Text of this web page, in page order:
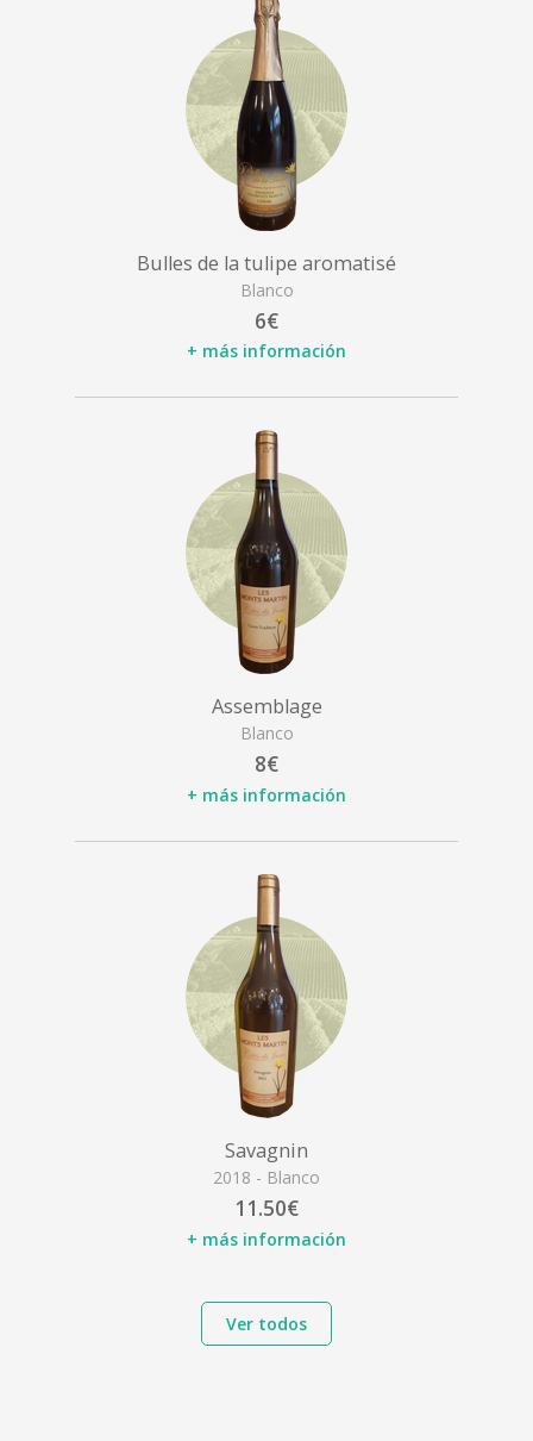
Bulles de la tulipe aromatisé
Blanco
6€
+ más información
Assemblage
Blanco
8€
+ más información
Savagnin
2018 - Blanco
11.50€
+ más información
Ver todos